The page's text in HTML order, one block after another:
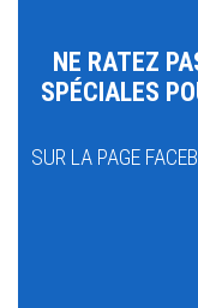
NE RATEZ
SPÉCIALES
SUR LA PAGE